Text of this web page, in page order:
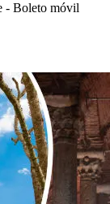
- Boleto móvil